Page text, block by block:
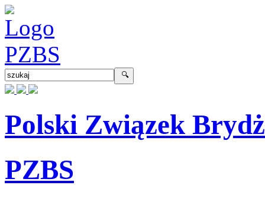
Polski Związek
PZBS